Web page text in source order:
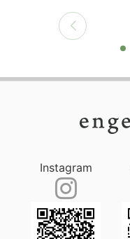
Instagram